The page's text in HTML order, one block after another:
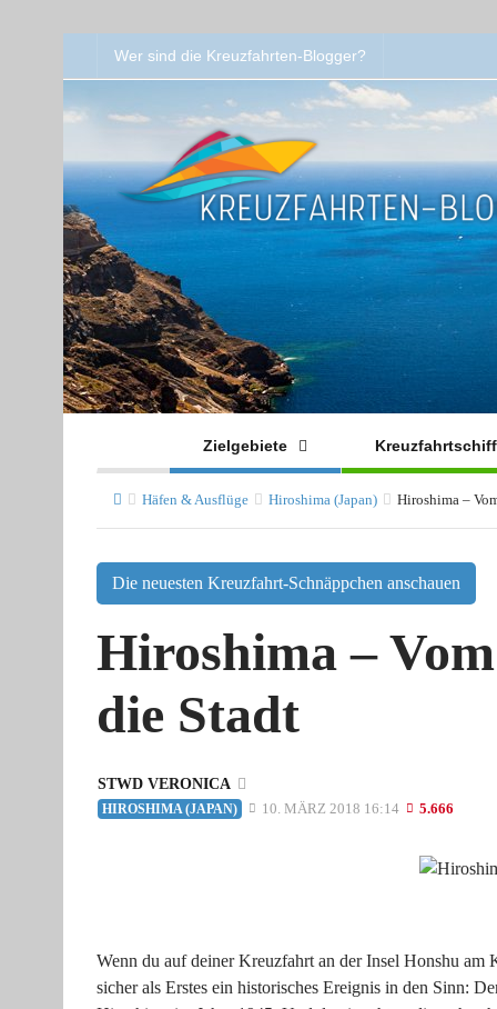
Wer sind die Kreuzfahrten-Blogger?
Zielgebiete
Häfen & Ausflüge Hiroshima (Japan) Hiroshima –
Die neuesten Kreuzfahrt-Schnäppchen anschauen
Hiroshima –
die Stadt
STWD VERONICA
HIROSHIMA (JAPAN) 10. MÄRZ 2018 16:14 5.666
Wenn du auf deiner Kreuzfahrt an der Insel Honshu
sicher als Erstes ein historisches Ereignis in den Sinn: